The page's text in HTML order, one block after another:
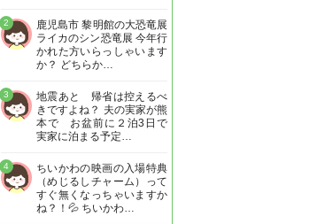
鹿児島市 黎明館の大恐竜展
ライカのシン恐竜展 今年行
かれた方いらっしゃいます
か？ どちらか…
2
地震あと 帰省は控えるべ
きですよね？ 夫の実家が熊
本で お盆前に２泊3日で
実家に泊まる予定…
3
ちいかわの映画の入場特典
（めじるしチャーム）って
すぐ無くなっちゃいますか
ね？！💦 ちいかわ…
4